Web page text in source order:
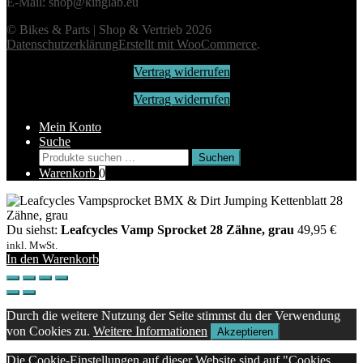
© Bikes & Parts | Shop & Vertrieb 2026
DatenschutzerklärungErstellt mit WooCommerce.
Vertrag widerrufen
Vertrag widerrufen
Mein Konto
Suche
Suchen
nach:
Suchen
Warenkorb 0
Du siehst: Leafcycles Vamp Sprocket 28 Zähne, grau 49,95 €
inkl. MwSt.
In den Warenkorb
Durch die weitere Nutzung der Seite stimmst du der Verwendung
von Cookies zu. Weitere Informationen Akzeptieren
Die Cookie-Einstellungen auf dieser Website sind auf "Cookies